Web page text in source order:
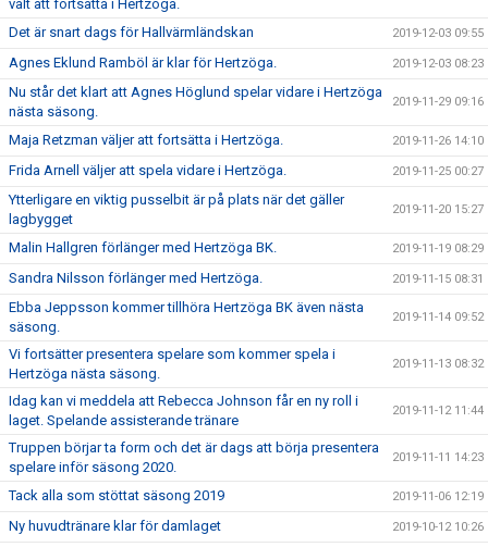
valt att fortsätta i Hertzöga.
Det är snart dags för Hallvärmländskan 2019-12-03 09:55
Agnes Eklund Ramböl är klar för Hertzöga. 2019-12-03 08:23
Nu står det klart att Agnes Höglund spelar vidare i Hertzöga
nästa säsong.
2019-11-29 09:16
Maja Retzman väljer att fortsätta i Hertzöga. 2019-11-26 14:10
Frida Arnell väljer att spela vidare i Hertzöga. 2019-11-25 00:27
Ytterligare en viktig pusselbit är på plats när det gäller
lagbygget
2019-11-20 15:27
Malin Hallgren förlänger med Hertzöga BK. 2019-11-19 08:29
Sandra Nilsson förlänger med Hertzöga. 2019-11-15 08:31
Ebba Jeppsson kommer tillhöra Hertzöga BK även nästa
säsong.
2019-11-14 09:52
Vi fortsätter presentera spelare som kommer spela i
Hertzöga nästa säsong.
2019-11-13 08:32
Idag kan vi meddela att Rebecca Johnson får en ny roll i
laget. Spelande assisterande tränare
2019-11-12 11:44
Truppen börjar ta form och det är dags att börja presentera
spelare inför säsong 2020.
2019-11-11 14:23
Tack alla som stöttat säsong 2019 2019-11-06 12:19
Ny huvudtränare klar för damlaget 2019-10-12 10:26